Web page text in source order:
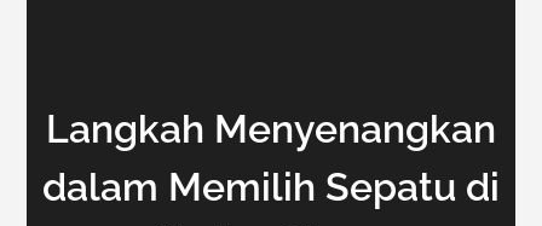
Langkah Menyenangkan
dalam Memilih Sepatu di